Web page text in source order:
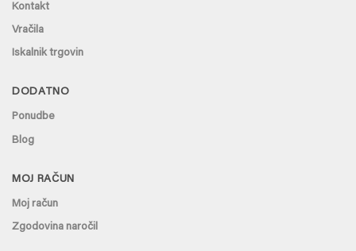
Kontakt
Vračila
Iskalnik trgovin
DODATNO
Ponudbe
Blog
MOJ RAČUN
Moj račun
Zgodovina naročil